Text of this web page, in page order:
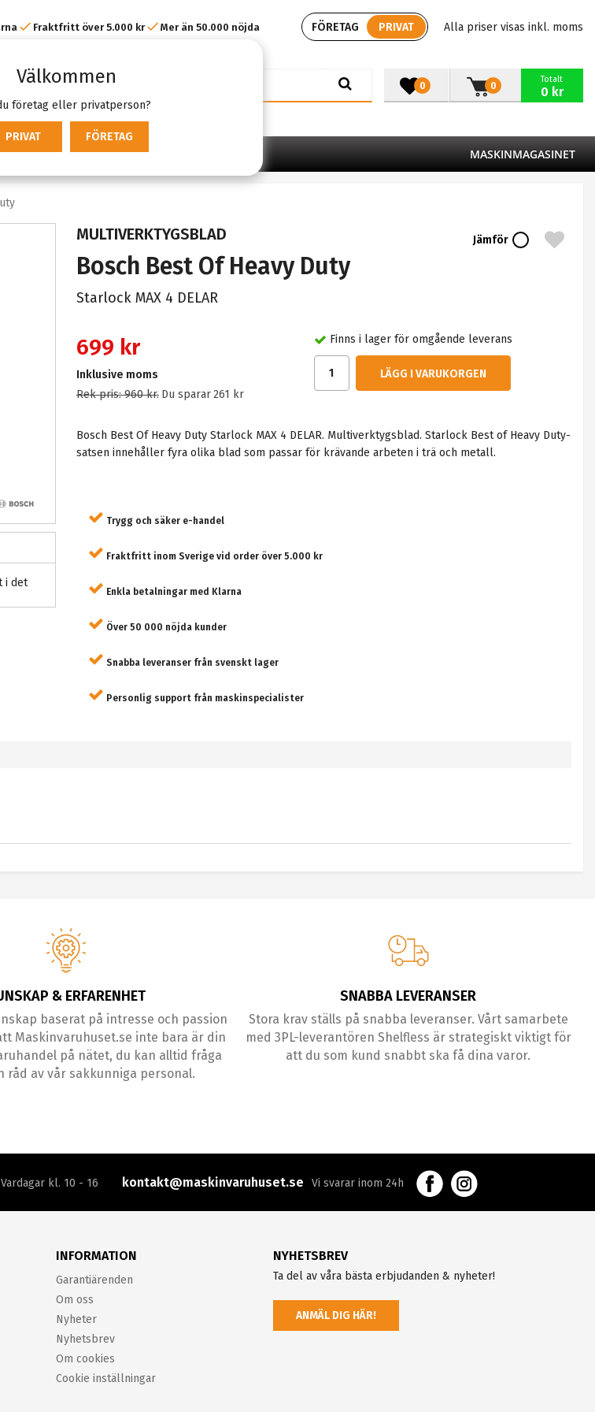
Välkommen
företag eller privatperson?
PRIVAT FÖRETAG
FÖRETAG PRIVAT Alla priser visas inkl. moms
Fraktfritt över 5.000 kr Mer än 50.000 nöjda
0
Totalt
0 kr
0
MASKINMAGASINET
MULTIVERKTYGSBLAD
Bosch Best Of Heavy Duty
Starlock MAX 4 DELAR
Jämför
699 kr
Inklusive moms
Rek pris:960 kr. Du sparar261 kr
Finns i lager för omgående leverans
LÄGG I VARUKORGEN
Bosch Best Of Heavy Duty Starlock MAX 4 DELAR. Multiverktygsblad. Starlock Best of Heavy Duty-
satsen innehåller fyra olika blad som passar för krävande arbeten i trä och metall.
Trygg och säker e-handel
Fraktfritt inom Sverige vid order över 5.000 kr
Enkla betalningar med Klarna
Över 50 000 nöjda kunder
Snabba leveranser från svenskt lager
Personlig support från maskinspecialister
i det
& ERFARENHET
baserat på intresse och passion
Maskinvaruhuset.se inte bara är din
på nätet, du kan alltid fråga
råd av vår sakkunniga personal.
SNABBA LEVERANSER
Stora krav ställs på snabba leveranser. Vårt samarbete
med 3PL-leverantören Shelfless är strategiskt viktigt för
att du som kund snabbt ska få dina varor.
Vardagar kl. 10 - 16 kontakt@maskinvaruhuset.se Vi svarar inom 24h
INFORMATION
Garantiärenden
Om oss
Nyheter
Nyhetsbrev
Om cookies
Cookie inställningar
NYHETSBREV
Ta del av våra bästa erbjudanden & nyheter!
ANMÄL DIG HÄR!